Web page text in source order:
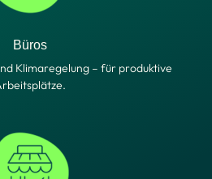
Büros
Klimaregelung – für produktive